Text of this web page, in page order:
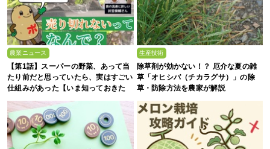
農業ニュース
【第1話】スーパーの野菜、あって当
たり前だと思っていたら、実はすごい
仕組みがあった【いま知っておきた
い、これからの”食”の話】
生産技術
除草剤が効かない！？ 厄介な夏の雑
草「オヒシバ（チカラグサ）」の除
草・防除方法を農家が解説